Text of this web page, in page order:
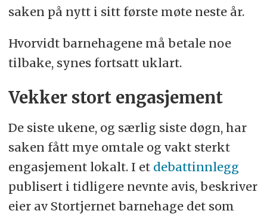
saken på nytt i sitt første møte neste år.
Hvorvidt barnehagene må betale noe
tilbake, synes fortsatt uklart.
Vekker stort engasjement
De siste ukene, og særlig siste døgn, har
saken fått mye omtale og vakt sterkt
engasjement lokalt. I et debattinnlegg
publisert i tidligere nevnte avis, beskriver
eier av Stortjernet barnehage det som